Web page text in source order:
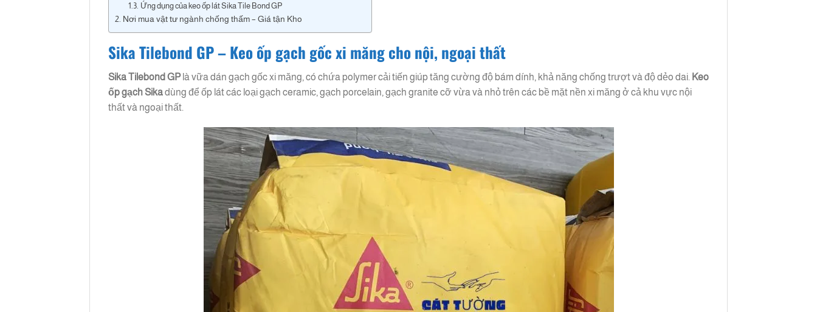
Ứng dụng của keo ốp lát Sika Tile Bond GP
Nơi mua vật tư ngành chống thấm – Giá tận Kho
Sika Tilebond GP – Keo ốp gạch gốc xi măng cho nội, ngoại thất
Sika Tilebond GPlà vữa dán gạch gốc xi măng, có chứa polymer cải tiến giúp tăng cường độ bám dính, khả năng chống trượt và độ dẻo dai. Keo
ốp gạch Sikadùng để ốp lát các loại gạch ceramic, gạch porcelain, gạch granite cỡ vừa và nhỏ trên các bề mặt nền xi măng ở cả khu vực nội
thất và ngoại thất.